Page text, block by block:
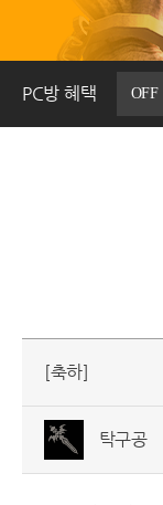
PC방 혜택 OFF
[축하]
탁구공